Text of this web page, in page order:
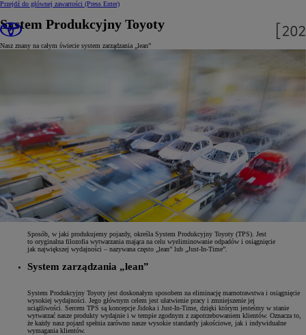
Przejdź do głównej zawartości (Press Enter)
System Produkcyjny Toyoty
Nasz znany na całym świecie system zarządzania „lean”
Sposób, w jaki produkujemy pojazdy, określa System Produkcyjny Toyoty (TPS). Jest
to oryginalna filozofia wytwarzania mająca na celu wyeliminowanie odpadów i osiągnięcie
jak największej wydajności – nazywana często „lean” lub „Just-In-Time”.
System zarządzania „lean”
System Produkcyjny Toyoty jest doskonałym sposobem na eliminację marnotrawstwa i osiągnięcie
wysokiej wydajności. Jego głównym celem jest ułatwienie pracy i zmniejszenie jej
uciążliwości. Sercem TPS są koncepcje Jidoka i Just-In-Time, dzięki którym jesteśmy w stanie
wytwarzać nasze produkty wydajnie i w tempie zgodnym z zapotrzebowaniem klientów. Oznacza to,
że każdy nasz pojazd spełnia zarówno nasze wysokie standardy jakościowe, jak i indywidualne
wymagania klientów.